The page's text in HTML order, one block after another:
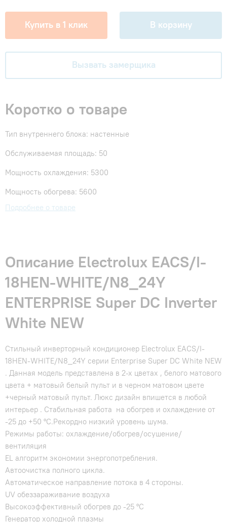
Купить в 1 клик В корзину
Вызвать замерщика
Коротко о товаре
Тип внутреннего блока: настенные
Обслуживаемая площадь: 50
Мощность охлаждения: 5300
Мощность обогрева: 5600
Подробнее о товаре
Описание Electrolux EACS/I-
18HEN-WHITE/N8_24Y
ENTERPRISE Super DC Inverter
White NEW
Стильный инверторный кондиционер Electrolux EACS/I-
18HEN-WHITE/N8_24Y серии Enterprise Super DC White NEW
. Данная модель представлена в 2-х цветах , белого матового
цвета + матовый белый пульт и в черном матовом цвете
+черный матовый пульт. Люкс дизайн впишется в любой
интерьер . Стабильная работа на обогрев и охлаждение от
-25 до +50 °C.Рекордно низкий уровень шума.
Режимы работы: охлаждение/обогрев/осушение/
вентиляция
EL алгоритм экономии энергопотребления.
Автоочистка полного цикла.
Автоматическое направление потока в 4 стороны.
UV обеззараживание воздуха
Высокоэффективный обогрев до -25 °С
Генератор холодной плазмы